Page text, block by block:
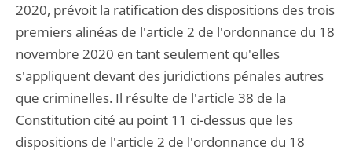
2020, prévoit la ratification des dispositions des trois
premiers alinéas de l'article 2 de l'ordonnance du 18
novembre 2020 en tant seulement qu'elles
s'appliquent devant des juridictions pénales autres
que criminelles. Il résulte de l'article 38 de la
Constitution cité au point 11 ci-dessus que les
dispositions de l'article 2 de l'ordonnance du 18